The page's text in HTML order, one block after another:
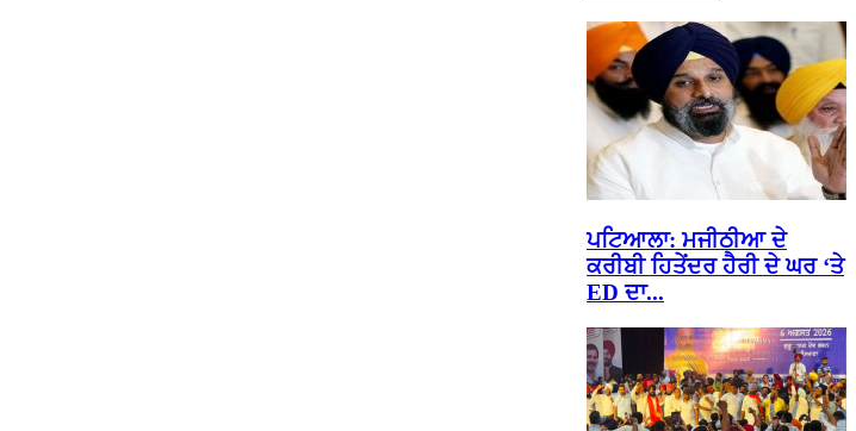
ਪਟਿਆਲਾ: ਮਜੀਠੀਆ ਦੇ
ਕਰੀਬੀ ਹਿਤੇਂਦਰ ਹੈਰੀ ਦੇ ਘਰ ‘ਤੇ
ED ਦਾ...